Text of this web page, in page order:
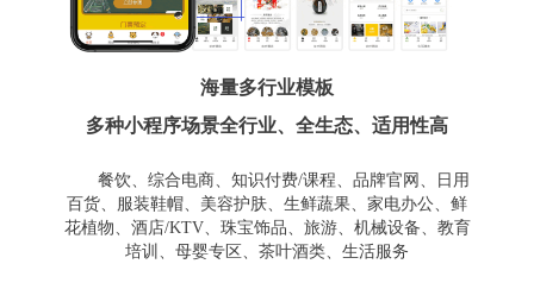
海量多行业模板
多种小程序场景全行业、全生态、适用性高
餐饮、综合电商、知识付费/课程、品牌官网、日用
百货、服装鞋帽、美容护肤、生鲜蔬果、家电办公、鲜
花植物、酒店/KTV、珠宝饰品、旅游、机械设备、教育
培训、母婴专区、茶叶酒类、生活服务